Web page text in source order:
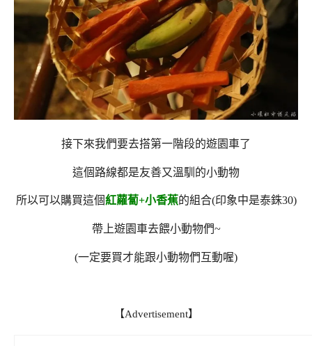
接下來我們要去搭第一階段的遊園車了
這個路線都是友善又溫馴的小動物
所以可以購買這個紅蘿蔔+小香蕉的組合(印象中是泰銖30)
帶上遊園車去餵小動物們~
(一定要買才能跟小動物們互動喔)
【Advertisement】